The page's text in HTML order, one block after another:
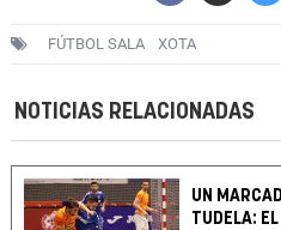
FÚTBOL SALA XOTA
NOTICIAS RELACIONADAS
UN
TUDELA: